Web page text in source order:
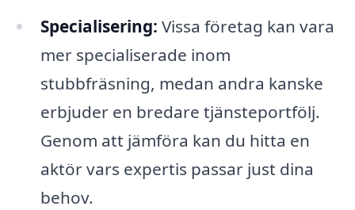
Specialisering: Vissa företag kan vara
mer specialiserade inom
stubbfräsning, medan andra kanske
erbjuder en bredare tjänsteportfölj.
Genom att jämföra kan du hitta en
aktör vars expertis passar just dina
behov.